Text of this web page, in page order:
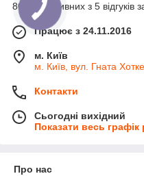
80% позитивних з 5 відгуків
Працює з 24.11.2016
м. Київ
м. Київ, вул. Гната
Контакти
Сьогодні вихідний
Показати весь графік
Про нас